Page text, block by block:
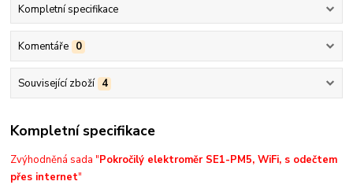
Kompletní specifikace
Komentáře 0
Související zboží 4
Kompletní specifikace
Zvýhodněná sada "Pokročilý elektroměr SE1-PM5, WiFi, s odečtem
přes internet"